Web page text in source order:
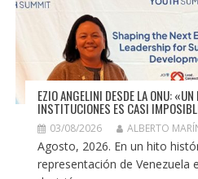
EZIO ANGELINI DESDE LA ONU:
INSTITUCIONES ES CASI
03/08/2026 ALBERTO
Agosto, 2026. En un hito
representación de Venezuela